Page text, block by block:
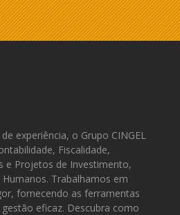
experiência, o Grupo CINGEL
Fiscalidade,
e Projetos de Investimento,
Trabalhamos em
fornecendo as ferramentas
eficaz. Descubra como